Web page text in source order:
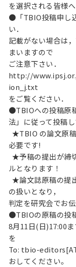
を選択される皆様
●「TBIO投稿申し
い．
記載がない場合は
まいますので
ご注意下さい．
http://
ion_j.txt
をご覧ください．
●TBIOへの投稿原
法」に従って投稿し
★TBIO の論文原
必要です!
★予稿の提出が締
ルとなります！
★論文誌原稿の提
の扱いとなり，
判定を研究会でお
●TBIOの原稿の投
8月11日(日)17:00
を
To: tbio-
おしてください。